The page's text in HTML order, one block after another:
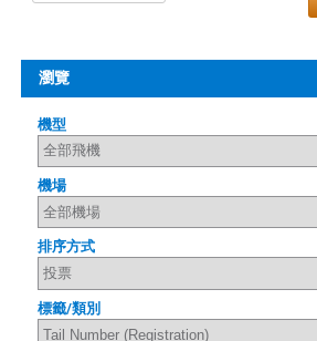
瀏覽
機型
機場
排序方式
標籤/類別